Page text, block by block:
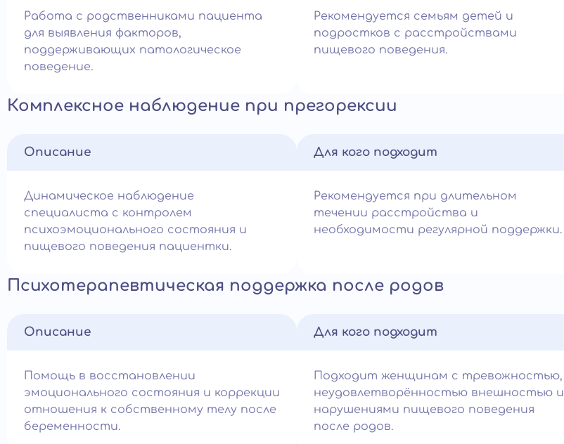
Работа с родственниками пациента
для выявления факторов,
поддерживающих патологическое
поведение.
Рекомендуется семьям детей и
подростков с расстройствами
пищевого поведения.
Комплексное наблюдение при прегорексии
Описание
Динамическое наблюдение
специалиста с контролем
психоэмоционального состояния и
пищевого поведения пациентки.
Для кого подходит
Рекомендуется при длительном
течении расстройства и
необходимости регулярной поддержки.
Психотерапевтическая поддержка после родов
Описание
Помощь в восстановлении
эмоционального состояния и коррекции
отношения к собственному телу после
беременности.
Для кого подходит
Подходит женщинам с тревожностью,
неудовлетворённостью внешностью и
нарушениями пищевого поведения
после родов.